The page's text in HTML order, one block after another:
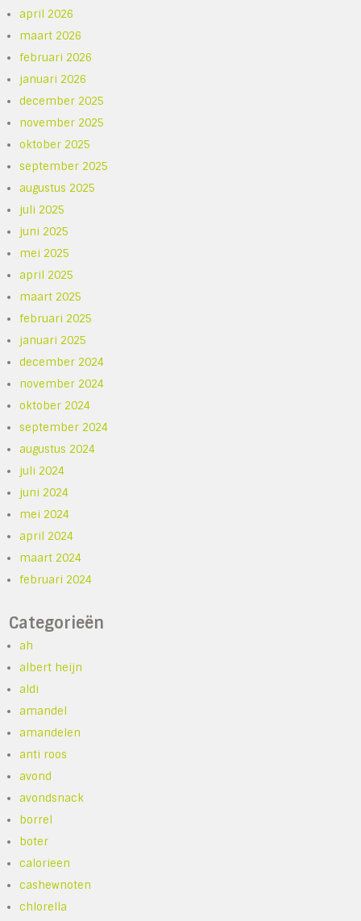
april 2026
maart 2026
februari 2026
januari 2026
december 2025
november 2025
oktober 2025
september 2025
augustus 2025
juli 2025
juni 2025
mei 2025
april 2025
maart 2025
februari 2025
januari 2025
december 2024
november 2024
oktober 2024
september 2024
augustus 2024
juli 2024
juni 2024
mei 2024
april 2024
maart 2024
februari 2024
Categorieën
ah
albert heijn
aldi
amandel
amandelen
anti roos
avond
avondsnack
borrel
boter
calorieen
cashewnoten
chlorella